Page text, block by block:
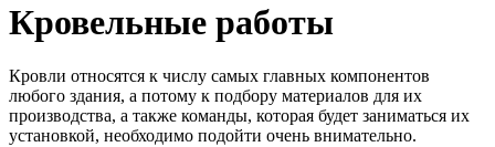
Кровельные работы
Кровли относятся к числу самых главных компонентов
любого здания, а потому к подбору материалов для их
производства, а также команды, которая будет заниматься их
установкой, необходимо подойти очень внимательно.